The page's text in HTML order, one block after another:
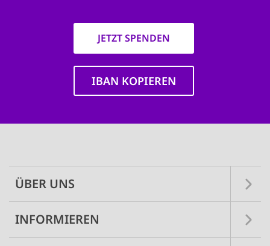
JETZT SPENDEN
IBAN KOPIEREN
ÜBER UNS
INFORMIEREN